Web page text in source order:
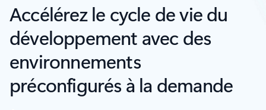
Accélérez le cycle de vie du
développement avec des
environnements
préconfigurés à la demande